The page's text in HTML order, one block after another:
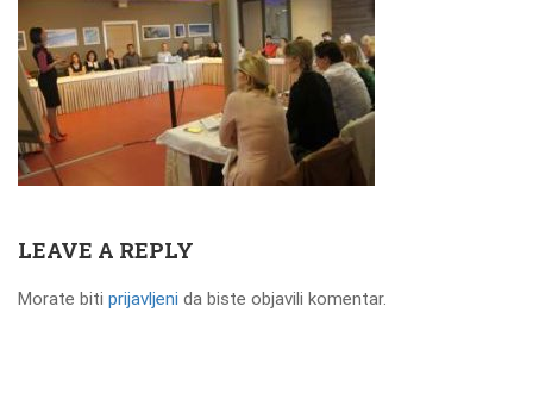
LEAVE A REPLY
Morate biti prijavljeni da biste objavili komentar.